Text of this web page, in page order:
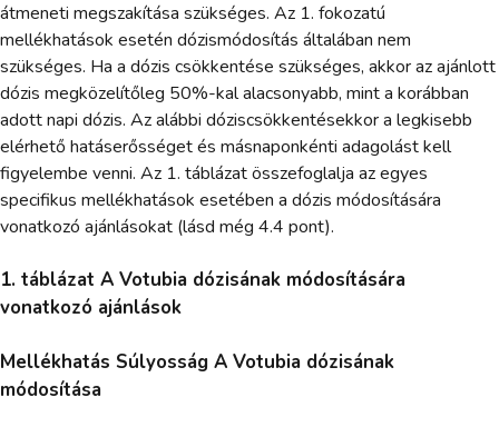
átmeneti megszakítása szükséges. Az 1. fokozatú
mellékhatások esetén dózismódosítás általában nem
szükséges. Ha a dózis csökkentése szükséges, akkor az ajánlott
dózis megközelítőleg 50%-kal alacsonyabb, mint a korábban
adott napi dózis. Az alábbi dóziscsökkentésekkor a legkisebb
elérhető hatáserősséget és másnaponkénti adagolást kell
figyelembe venni. Az 1. táblázat összefoglalja az egyes
specifikus mellékhatások esetében a dózis módosítására
vonatkozó ajánlásokat (lásd még 4.4 pont).
1. táblázat A Votubia dózisának módosítására
vonatkozó ajánlások
Mellékhatás Súlyosság A Votubia dózisának
módosítása